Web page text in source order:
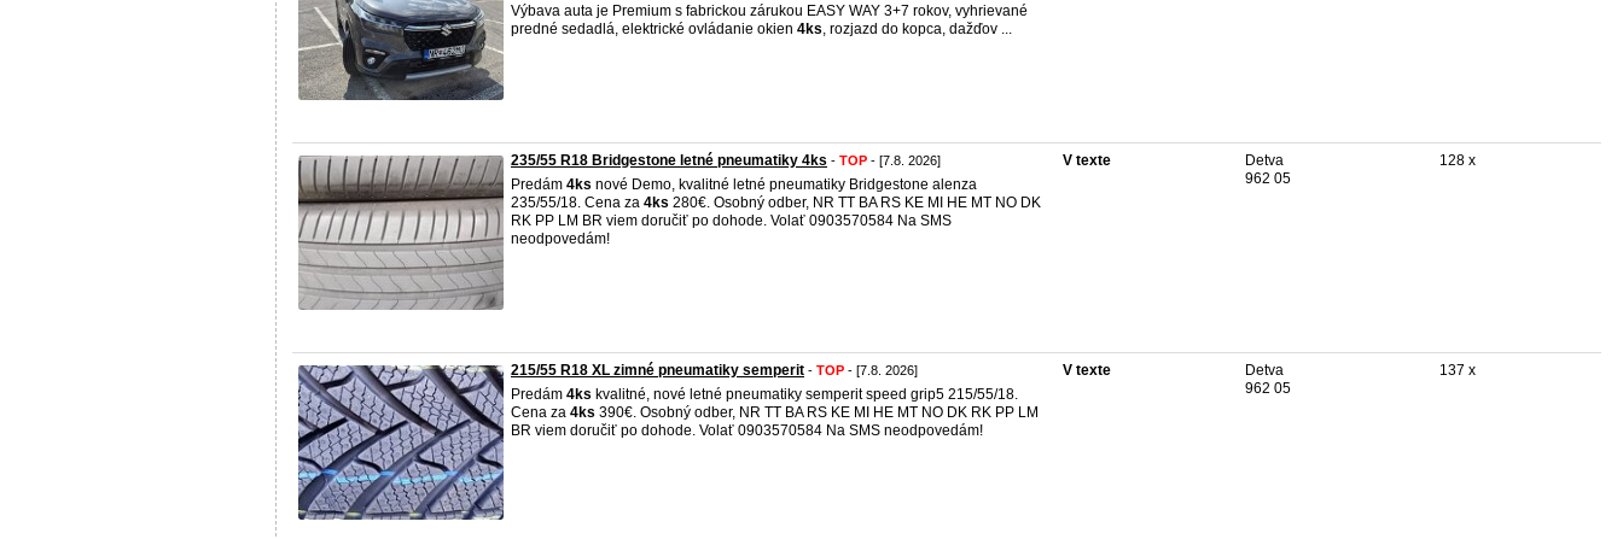
Výbava auta je Premium s fabrickou zárukou EASY WAY 3+7 rokov, vyhrievané
predné sedadlá, elektrické ovládanie okien 4ks, rozjazd do kopca, dažďov ...
235/55 R18 Bridgestone letné pneumatiky 4ks - TOP - [7.8. 2026]
Predám 4ks nové Demo, kvalitné letné pneumatiky Bridgestone alenza
235/55/18. Cena za 4ks 280€. Osobný odber, NR TT BA RS KE MI HE MT NO DK
RK PP LM BR viem doručiť po dohode. Volať 0903570584 Na SMS
neodpovedám!
V texte
Detva
962 05
128 x
215/55 R18 XL zimné pneumatiky semperit - TOP - [7.8. 2026]
Predám 4ks kvalitné, nové letné pneumatiky semperit speed grip5 215/55/18.
Cena za 4ks 390€. Osobný odber, NR TT BA RS KE MI HE MT NO DK RK PP LM
BR viem doručiť po dohode. Volať 0903570584 Na SMS neodpovedám!
V texte
Detva
962 05
137 x